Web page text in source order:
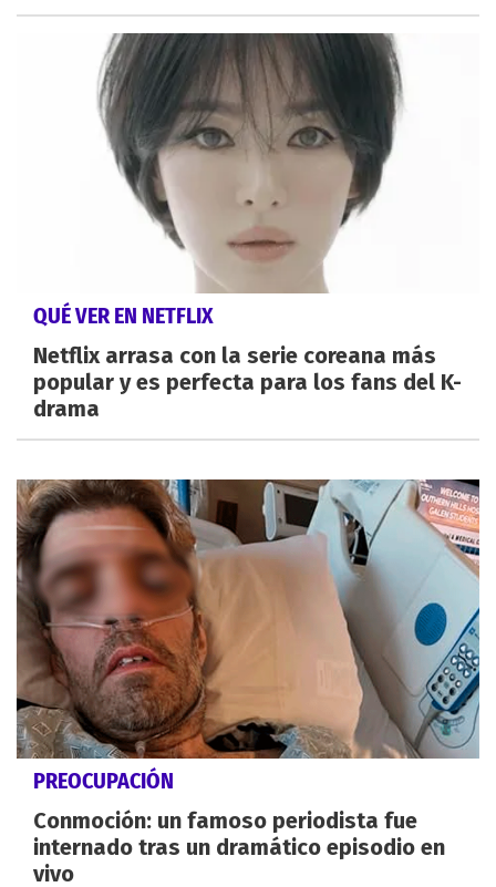
QUÉ VER EN NETFLIX
Netflix arrasa con la serie coreana más
popular y es perfecta para los fans del K-
drama
PREOCUPACIÓN
Conmoción: un famoso periodista fue
internado tras un dramático episodio en
vivo